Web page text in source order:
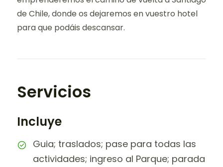
de Chile, donde os dejaremos en vuestro hotel
para que podáis descansar.
Servicios
Incluye
Guia; traslados; pase para todas las
actividades; ingreso al Parque; parada